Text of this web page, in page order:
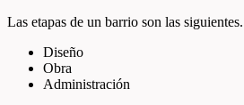
Las etapas de un barrio son las siguientes.
Diseño
Obra
Administración